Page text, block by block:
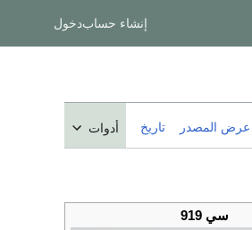
إنشاء حسابدخول
عرض المصدر تاريخ أدوات
سي 919